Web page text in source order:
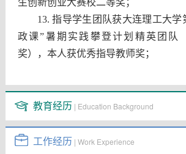
生创新创业大赛校二等奖；
13.指导学生团队获大连理工大学
政课”暑期实践攀登计划精英团队
奖），本人获优秀指导教师奖；
教育经历 | Education Background
工作经历 | Work Experience